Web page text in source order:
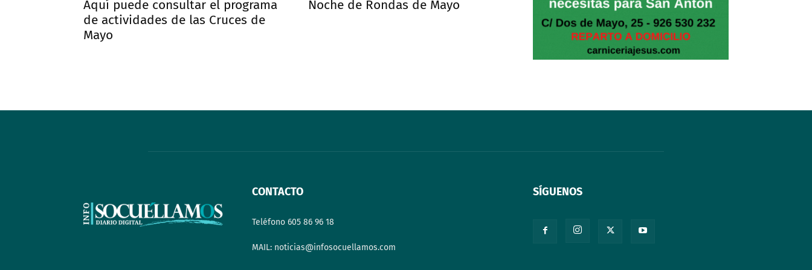
Aquí puede consultar el programa
de actividades de las Cruces de
Mayo
Noche de Rondas de Mayo
CONTACTO
Teléfono 605 86 96 18
MAIL: noticias@infosocuellamos.com
SÍGUENOS